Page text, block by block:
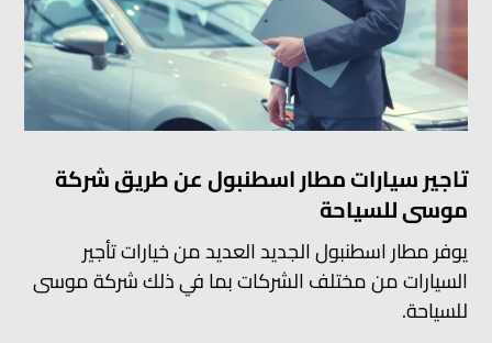
تاجير سيارات مطار اسطنبول عن طريق شركة
موسى للسياحة
يوفر مطار اسطنبول الجديد العديد من خيارات تأجير
السيارات من مختلف الشركات بما في ذلك شركة موسى
للسياحة.